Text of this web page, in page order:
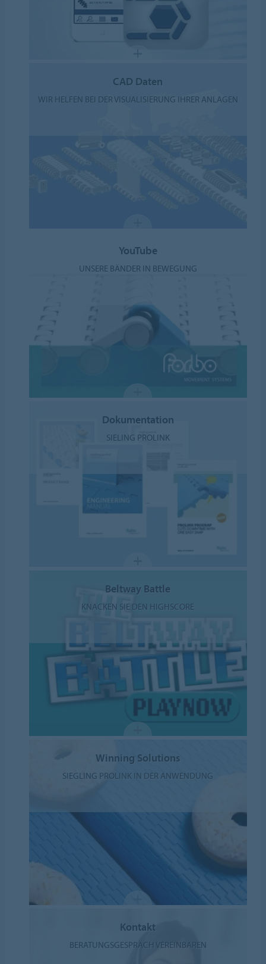
CAD Daten
WIR HELFEN BEI DER VISUALISIERUNG IHRER ANLAGEN
YouTube
UNSERE BÄNDER IN BEWEGUNG
Dokumentation
SIELING PROLINK
Beltway Battle
KNACKEN SIE DEN HIGHSCORE
Winning Solutions
SIEGLING PROLINK IN DER ANWENDUNG
Kontakt
BERATUNGSGESPRÄCH VEREINBAREN